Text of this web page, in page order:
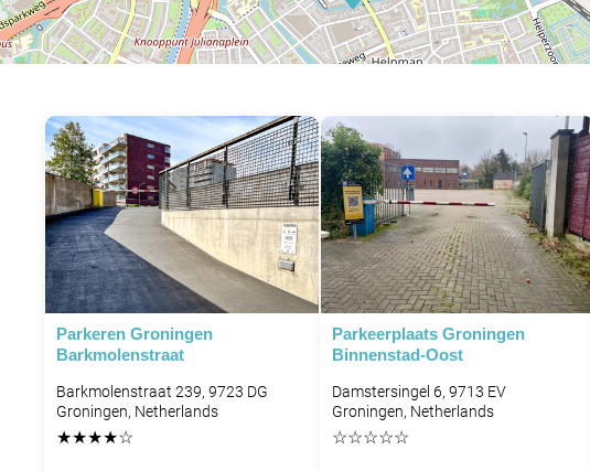
P
Parkeren Groningen
Barkmolenstraat
Barkmolenstraat 239, 9723 DG
Groningen, Netherlands
★★★★☆
Parkeerplaats Groningen
Binnenstad-Oost
Damstersingel 6, 9713 EV
Groningen, Netherlands
☆☆☆☆☆